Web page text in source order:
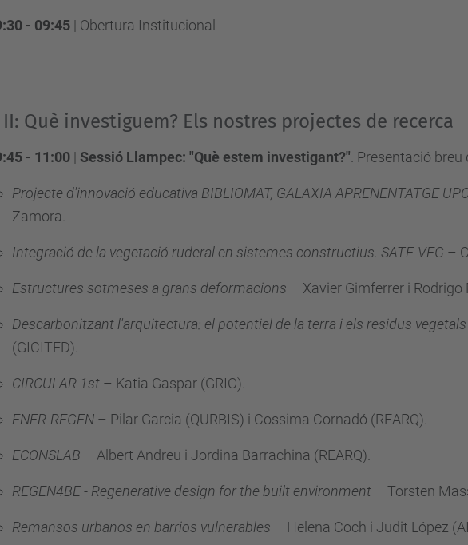
- 09:45 | Obertura Institucional
Què investiguem? Els nostres projectes de recerca
- 11:00 | Sessió Llampec: "Què estem investigant?". Presentació
Projecte d'innovació educativa BIBLIOMAT, GALAXIA APRENENTATGE
Zamora.
Integració de la vegetació ruderal en sistemes constructius. SATE-VEG –
Estructures sotmeses a grans deformacions – Xavier Gimferrer i Rodrigo
Descarbonitzant l'arquitectura: el potentiel de la terra i els residus vegetals
(GICITED).
CIRCULAR 1st – Katia Gaspar (GRIC).
ENER-REGEN – Pilar Garcia (QURBIS) i Cossima Cornadó (REARQ).
ECONSLAB – Albert Andreu i Jordina Barrachina (REARQ).
REGEN4BE - Regenerative design for the built environment – Torsten
Remansos urbanos en barrios vulnerables – Helena Coch i Judit López